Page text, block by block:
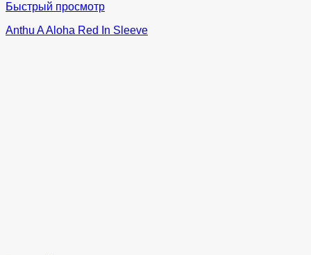
Быстрый просмотр
Anthu A Aloha Red In Sleeve